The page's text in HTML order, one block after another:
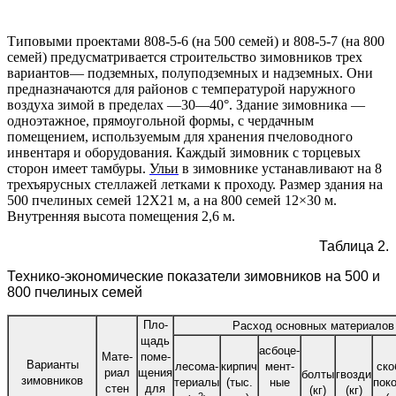
Типовыми проектами 808-5-6 (на 500 семей) и 808-5-7 (на 800
семей) предусматривается строительство зимовников трех
вариантов— подземных, полуподземных и надземных. Они
предназначаются для районов с температурой наружного
воздуха зимой в пределах —30—40°. Здание зимовника —
одноэтажное, прямоугольной формы, с чердачным
помещением, используемым для хранения пчеловодного
инвентаря и оборудования. Каждый зимовник с торцевых
сторон имеет тамбуры. Ульи в зимовнике устанавливают на 8
трехъярусных стеллажей летками к проходу. Размер здания на
500 пчелиных семей 12X21 м, а на 800 семей 12×30 м.
Внутренняя высота помещения 2,6 м.
Таблица 2.
Технико-экономические показатели зимовников на 500 и
800 пчелиных семей
Варианты
зимовников
Мате-
риал
стен
Пло-
щадь
поме-
щения
для
Расход основных материалов
лесома-
териалы
кирпич
(тыс.
асбоце-
мент-
ные
болты
(кг)
гвозди
(кг)